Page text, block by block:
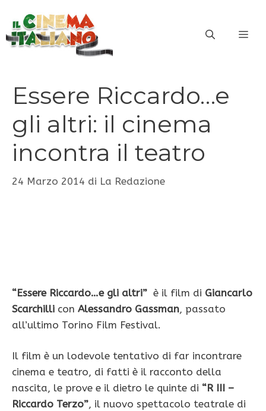
contenuto
Essere Riccardo…e
gli altri: il cinema
incontra il teatro
24 Marzo 2014 di La Redazione
“Essere Riccardo…e gli altri” è il film di Giancarlo
Scarchilli con Alessandro Gassman, passato
all’ultimo Torino Film Festival.
Il film è un lodevole tentativo di far incontrare
cinema e teatro, di fatti è il racconto della
nascita, le prove e il dietro le quinte di “R III –
Riccardo Terzo”, il nuovo spettacolo teatrale di